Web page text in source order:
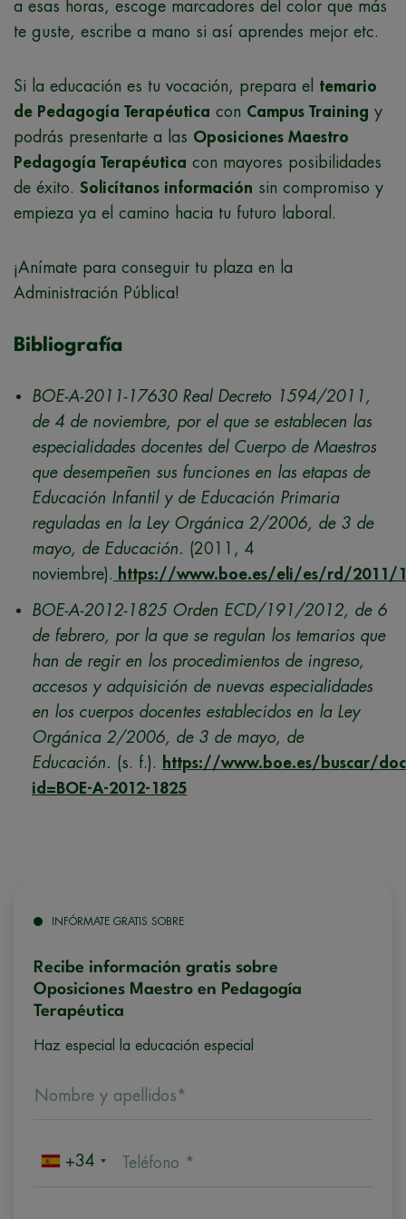
a esas horas, escoge marcadores del color que más
te guste, escribe a mano si así aprendes mejor etc.
Si la educación es tu vocación, prepara el temario
de Pedagogía Terapéutica con Campus Training y
podrás presentarte a las Oposiciones Maestro
Pedagogía Terapéutica con mayores posibilidades
de éxito. Solicítanos información sin compromiso y
empieza ya el camino hacia tu futuro laboral.
¡Anímate para conseguir tu plaza en la
Administración Pública!
Bibliografía
BOE-A-2011-17630 Real Decreto 1594/2011,
de 4 de noviembre, por el que se establecen las
especialidades docentes del Cuerpo de Maestros
que desempeñen sus funciones en las etapas de
Educación Infantil y de Educación Primaria
reguladas en la Ley Orgánica 2/2006, de 3 de
mayo, de Educación. (2011, 4
noviembre). https://www.boe.es/eli/es/rd/2011/
BOE-A-2012-1825 Orden ECD/191/2012, de 6
de febrero, por la que se regulan los temarios que
han de regir en los procedimientos de ingreso,
accesos y adquisición de nuevas especialidades
en los cuerpos docentes establecidos en la Ley
Orgánica 2/2006, de 3 de mayo, de
Educación. (s. f.).
https://www.boe.es/buscar/
id=BOE-A-2012-1825
INFÓRMATE GRATIS SOBRE
Recibe información gratis sobre
Oposiciones Maestro en Pedagogía
Terapéutica
Haz especial la educación especial
Nombre y apellidos*
+34 Teléfono *